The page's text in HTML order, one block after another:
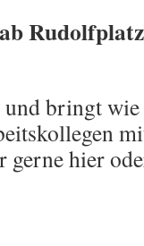
bringt
gerne hier